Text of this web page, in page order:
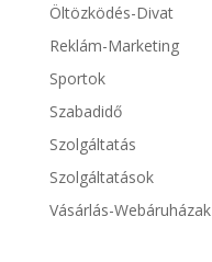
Öltözködés-Divat
Reklám-Marketing
Sportok
Szabadidő
Szolgáltatás
Szolgáltatások
Vásárlás-Webáruházak